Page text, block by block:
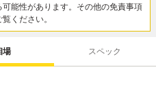
能性があります。その他の免責事項
覧ください。
場 スペック